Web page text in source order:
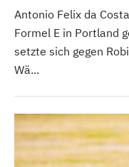
Antonio Felix da
Formel E in Portland
setzte sich gegen
Wä...